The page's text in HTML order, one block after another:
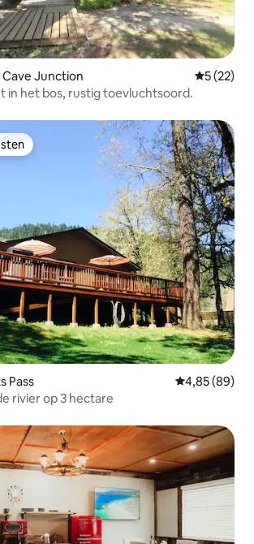
Junction
5 (22)
in het bos, rustig toevluchtsoord.
Pass Gemiddelde
4,85 (89)
rivier op 3 hectare